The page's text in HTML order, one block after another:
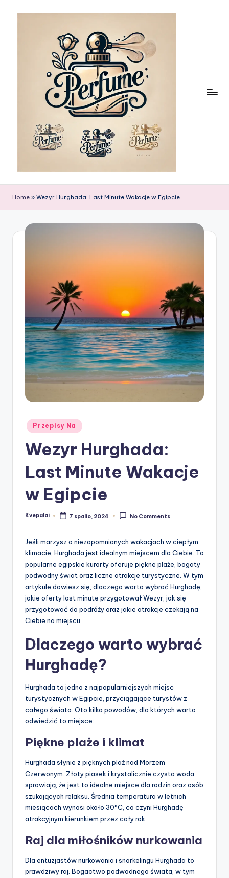
Home » Wezyr Hurghada: Last Minute Wakacje w Egipcie
Posted
in
Przepisy Na
Wezyr Hurghada:
Last Minute Wakacje
w Egipcie
Posted
Kvepalai 7 spalio, 2024 No Comments
Jeśli marzysz o niezapomnianych wakacjach w ciepłym
klimacie, Hurghada jest idealnym miejscem dla Ciebie. To
popularne egipskie kurorty oferuje piękne plaże, bogaty
podwodny świat oraz liczne atrakcje turystyczne. W tym
artykule dowiesz się, dlaczego warto wybrać Hurghadę,
jakie oferty last minute przygotował Wezyr, jak się
przygotować do podróży oraz jakie atrakcje czekają na
Ciebie na miejscu.
Dlaczego warto wybrać
Hurghadę?
Hurghada to jedno z najpopularniejszych miejsc
turystycznych w Egipcie, przyciągające turystów z
całego świata. Oto kilka powodów, dla których warto
odwiedzić to miejsce:
Piękne plaże i klimat
Hurghada słynie z pięknych plaż nad Morzem
Czerwonym. Złoty piasek i krystalicznie czysta woda
sprawiają, że jest to idealne miejsce dla rodzin oraz osób
szukających relaksu. Średnia temperatura w letnich
miesiącach wynosi około 30°C, co czyni Hurghadę
atrakcyjnym kierunkiem przez cały rok.
Raj dla miłośników nurkowania
Dla entuzjastów nurkowania i snorkelingu Hurghada to
prawdziwy raj. Bogactwo podwodnego świata, w tym